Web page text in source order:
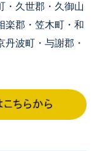
・久世郡・久御山
楽郡・笠木町・和
波町・与謝郡・